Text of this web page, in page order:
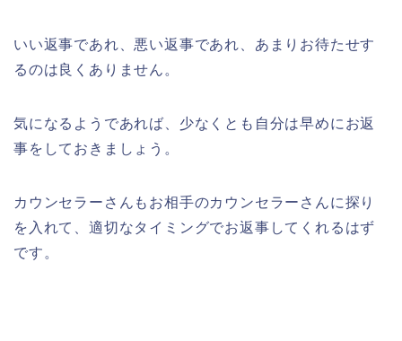
いい返事であれ、悪い返事であれ、あまりお待たせす
るのは良くありません。
気になるようであれば、少なくとも自分は早めにお返
事をしておきましょう。
カウンセラーさんもお相手のカウンセラーさんに探り
を入れて、適切なタイミングでお返事してくれるはず
です。